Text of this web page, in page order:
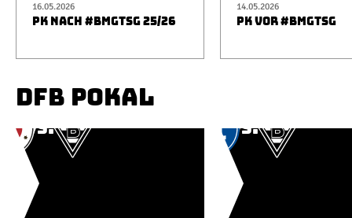
16.05.2026
PK NACH #BMGTSG 25/26
14.05.2026
PK VOR #BMGTSG
DFB POKAL